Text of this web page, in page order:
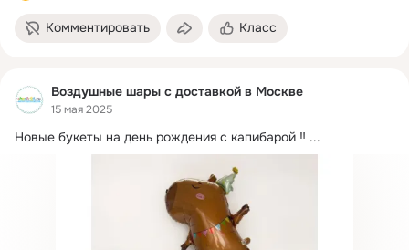
Комментировать Класс
Воздушные шары с доставкой в Москве
15 мая 2025
Новые букеты на день рождения с капибарой ‼️ ...